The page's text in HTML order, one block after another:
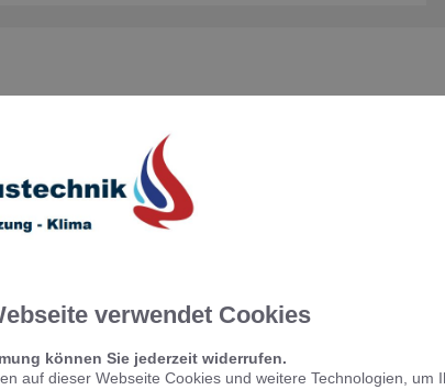
die Ihr Trinkwasser besser
Trinkwasser betrifft nicht nur
ein Problem dar. Sobald es im öffentlichen Netz
durch den Versorger kommt, können Sand
halten im Trinkwasser mitgeführte Partikel wie
verwendet Cookies
können Sie jederzeit widerrufen.
auf dieser Webseite Cookies und weitere Technologien, um